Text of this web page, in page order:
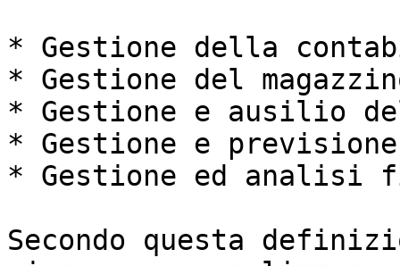
* Gestione della
* Gestione del
* Gestione e ausilio
* Gestione e
* Gestione ed analisi
Secondo questa